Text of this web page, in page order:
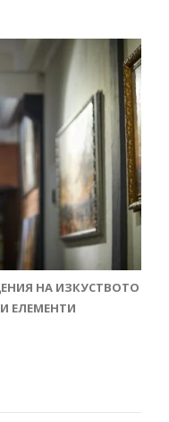
НА ИЗКУСТВОТО
ЕЛЕМЕНТИ